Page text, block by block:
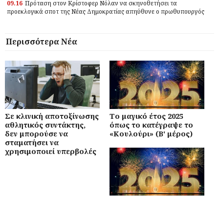
09.16 Πρόταση στον Κρίστοφερ Νόλαν να σκηνοθετήσει τα
προεκλογικά σποτ της Νέας Δημοκρατίας απηύθυνε ο πρωθυπουργός
Περισσότερα Νέα
Σε κλινική αποτοξίνωσης
αθλητικός συντάκτης,
δεν μπορούσε να
σταματήσει να
χρησιμοποιεί υπερβολές
Το μαγικό έτος 2025
όπως το κατέγραψε το
«Κουλούρι» (Β' μέρος)